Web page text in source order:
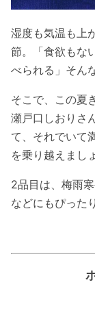
湿度も気温も上
節。「食欲もな
べられる」そん
そこで、この夏
瀬戸口しおりさ
て、それでいて
を乗り越えまし
2品目は、梅雨
などにもぴった